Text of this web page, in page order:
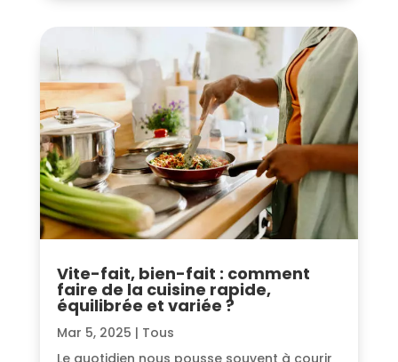
Vite-fait, bien-fait : comment
faire de la cuisine rapide,
équilibrée et variée ?
Mar 5, 2025 | Tous